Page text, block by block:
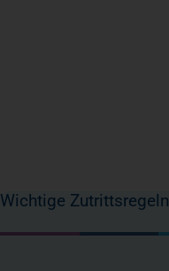
Wichtige Zutrittsregeln